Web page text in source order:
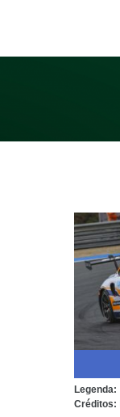
Legenda:
Créditos: